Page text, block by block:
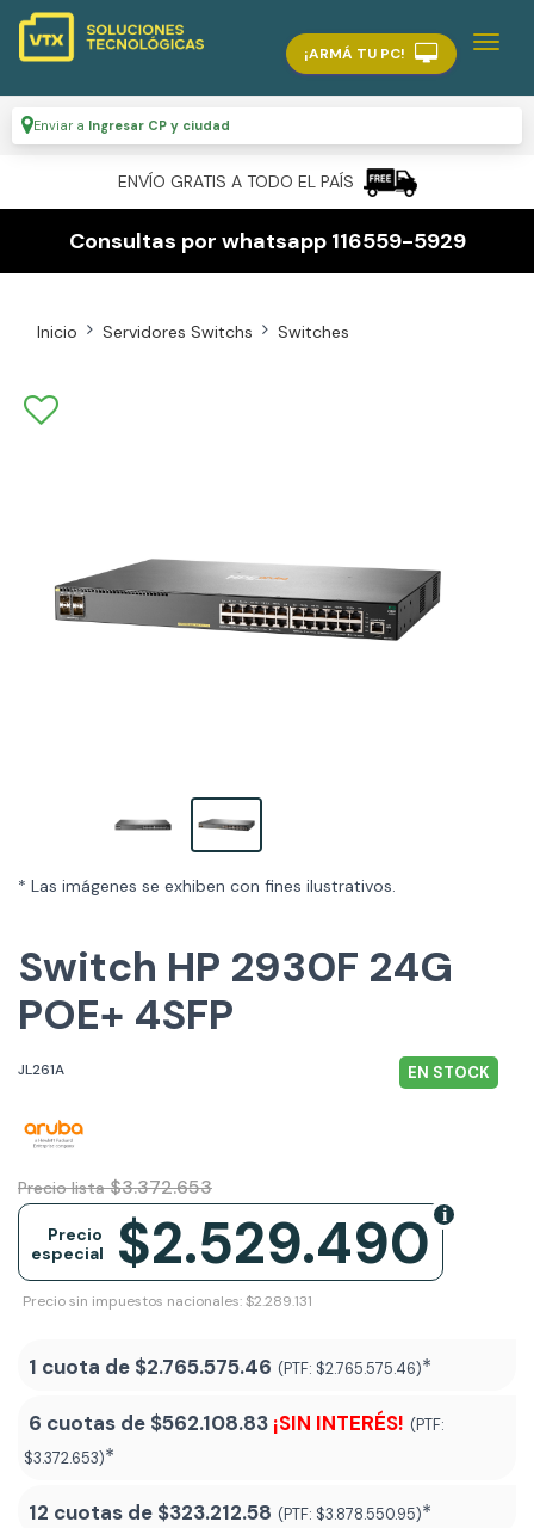
¡ARMÁ TU PC!
Enviar a Ingresar CP y ciudad
ENVÍO GRATIS A TODO EL PAÍS
Consultas por whatsapp 116559-5929
Inicio Servidores Switchs Switches
* Las imágenes se exhiben con fines ilustrativos.
Switch HP 2930F 24G
POE+ 4SFP
JL261A EN STOCK
Precio lista $3.372.653
$2.529.490
Precio
especial
Precio sin impuestos nacionales: $2.289.131
1 cuota de $2.765.575.46 (PTF: $2.765.575.46)*
6 cuotas de $562.108.83 ¡SIN INTERÉS! (PTF:
$3.372.653)*
12 cuotas de $323.212.58 (PTF: $3.878.550.95)*